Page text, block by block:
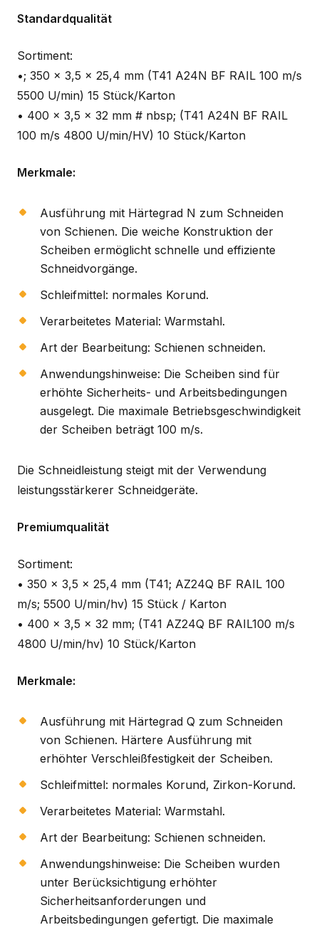
Standardqualität
Sortiment:
•; 350 x 3,5 x 25,4 mm (T41 A24N BF RAIL 100 m/s
5500 U/min) 15 Stück/Karton
• 400 x 3,5 x 32 mm # nbsp; (T41 A24N BF RAIL
100 m/s 4800 U/min/HV) 10 Stück/Karton
Merkmale:
Ausführung mit Härtegrad N zum Schneiden
von Schienen. Die weiche Konstruktion der
Scheiben ermöglicht schnelle und effiziente
Schneidvorgänge.
Schleifmittel: normales Korund.
Verarbeitetes Material: Warmstahl.
Art der Bearbeitung: Schienen schneiden.
Anwendungshinweise: Die Scheiben sind für
erhöhte Sicherheits- und Arbeitsbedingungen
ausgelegt. Die maximale Betriebsgeschwindigkeit
der Scheiben beträgt 100 m/s.
Die Schneidleistung steigt mit der Verwendung
leistungsstärkerer Schneidgeräte.
Premiumqualität
Sortiment:
• 350 x 3,5 x 25,4 mm (T41; AZ24Q BF RAIL 100
m/s; 5500 U/min/hv) 15 Stück / Karton
• 400 x 3,5 x 32 mm; (T41 AZ24Q BF RAIL100 m/s
4800 U/min/hv) 10 Stück/Karton
Merkmale:
Ausführung mit Härtegrad Q zum Schneiden
von Schienen. Härtere Ausführung mit
erhöhter Verschleißfestigkeit der Scheiben.
Schleifmittel: normales Korund, Zirkon-Korund.
Verarbeitetes Material: Warmstahl.
Art der Bearbeitung: Schienen schneiden.
Anwendungshinweise: Die Scheiben wurden
unter Berücksichtigung erhöhter
Sicherheitsanforderungen und
Arbeitsbedingungen gefertigt. Die maximale